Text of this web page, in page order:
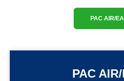
PAC AIR/
PAC